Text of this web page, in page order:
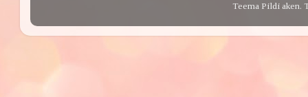
Teema Pildi aken.